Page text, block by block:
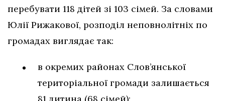
перебувати 118 дітей зі 103 сімей. За словами
Юлії Рижакової, розподіл неповнолітніх по
громадах виглядає так:
в окремих районах Слов’янської
територіальної громади залишається